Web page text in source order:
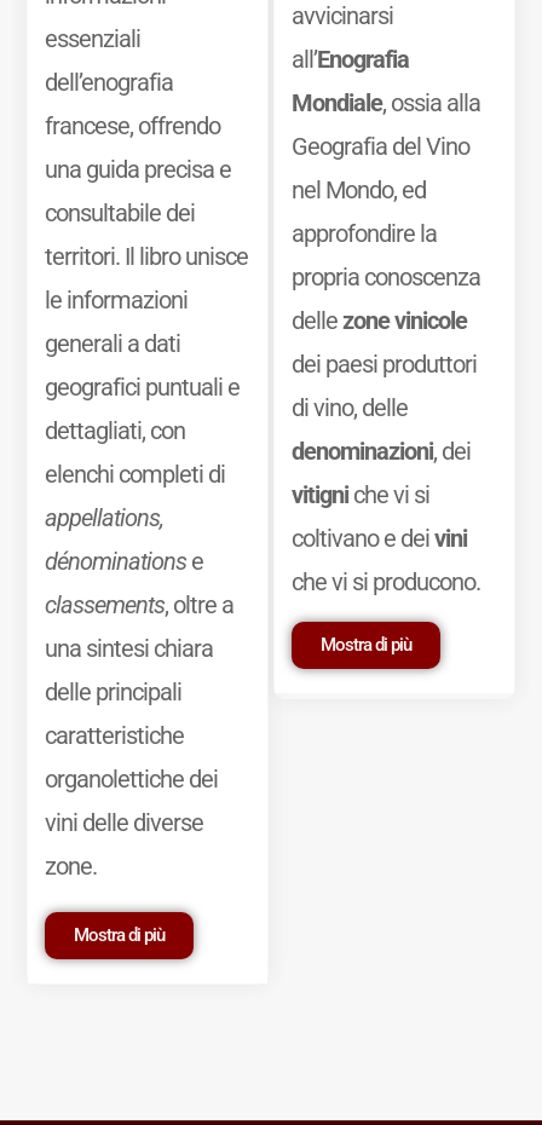
essenziali
dell’enografia
francese, offrendo
una guida precisa e
consultabile dei
territori. Il libro unisce
le informazioni
generali a dati
geografici puntuali e
dettagliati, con
elenchi completi di
appellations,
dénominationse
classements, oltre a
una sintesi chiara
delle principali
caratteristiche
organolettiche dei
vini delle diverse
zone.
Mostra di più
avvicinarsi
all’Enografia
Mondiale, ossia alla
Geografia del Vino
nel Mondo, ed
approfondire la
propria conoscenza
dellezone vinicole
dei paesi produttori
di vino, delle
denominazioni, dei
vitigniche vi si
coltivano e deivini
che vi si producono.
Mostra di più